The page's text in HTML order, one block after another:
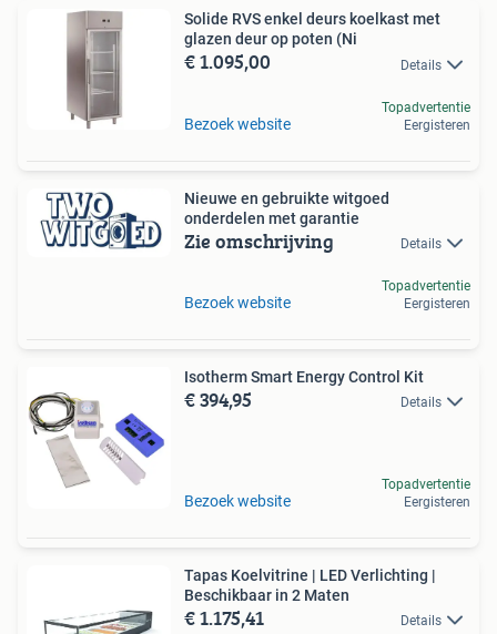
Solide RVS enkel deurs koelkast met
glazen deur op poten (Ni
€ 1.095,00 Details
Bezoek website
Topadvertentie
Eergisteren
Nieuwe en gebruikte witgoed
onderdelen met garantie
Zie omschrijving Details
Bezoek website
Topadvertentie
Eergisteren
Isotherm Smart Energy Control Kit
€ 394,95 Details
Bezoek website
Topadvertentie
Eergisteren
Tapas Koelvitrine | LED Verlichting |
Beschikbaar in 2 Maten
€ 1.175,41 Details